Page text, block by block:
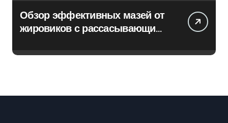
Обзор эффективных мазей от
жировиков с рассасывающим